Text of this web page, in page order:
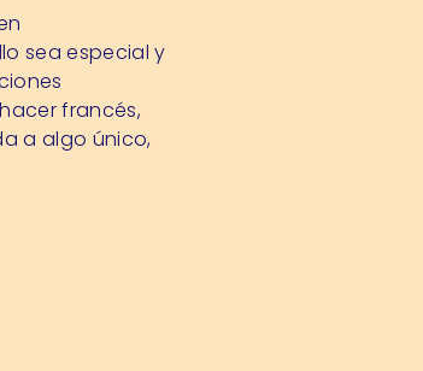
sea especial y
francés,
a algo único,